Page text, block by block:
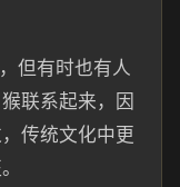
但有时也有人
联系起来，因
传统文化中更